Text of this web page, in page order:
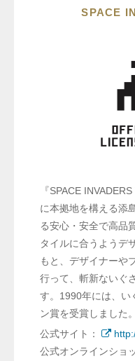
SPACE
『SPACE
に本拠地を構える添
る安心・安全で高品
タイルに合うようデ
もと、デザイナーや
行って、斬新ないぐ
す。1990年には、い
ン賞を受賞しました。
公式サイト：
公式オンラインショ